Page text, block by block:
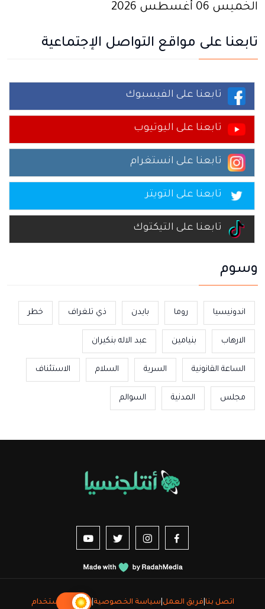
الخميس 06 أغسطس 2026
تابعنا على مواقع التواصل الإجتماعية
تابعنا على الفيسبوك
تابعنا على اليوتيوب
تابعنا على انستغرام
تابعنا على التويتر
تابعنا على التيكتوك
وسوم
اندونيسيا روما بايدن ذي تلغراف خطر
الارهاب بنيامين عبد الاله بنكيران
الساعة القانونية السرية السلام الاستئناف
مجلس المدنية السوالم
Suivez-nous sur Facebook
nous sur Instagram
nous sur Twitter
اتصل بنا فريق العمل سياسة الخصوصية |شروط الاستخدام